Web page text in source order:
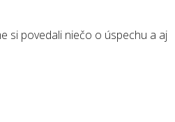
si povedali niečo o úspechu a aj